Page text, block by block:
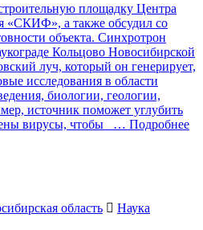
площадку Центра
«СКИФ», а также обсудил со
объекта. Синхротрон
Кольцово Новосибирской
луч, который он генерирует,
исследования в области
биологии, геологии,
источник поможет углубить
вирусы, чтобы
… Подробнее
область Наука